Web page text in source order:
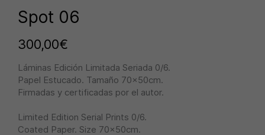
Spot 06
300,00€
Láminas Edición Limitada Seriada 0/6.
Papel Estucado. Tamaño 70x50cm.
Firmadas y certificadas por el autor.
Limited Edition Serial Prints 0/6.
Coated Paper. Size 70x50cm.